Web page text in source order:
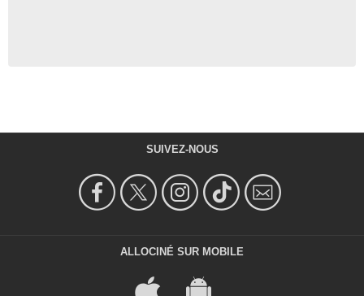
SUIVEZ-NOUS
ALLOCINÉ SUR MOBILE